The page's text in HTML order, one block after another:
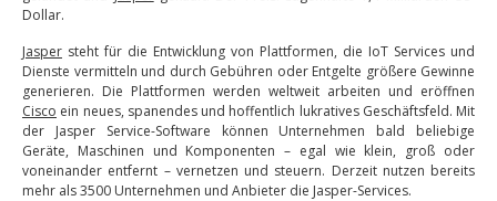
Dollar.
Jasper steht für die Entwicklung von Plattformen, die IoT Services und
Dienste vermitteln und durch Gebühren oder Entgelte größere Gewinne
generieren. Die Plattformen werden weltweit arbeiten und eröffnen
Cisco ein neues, spanendes und hoffentlich lukratives Geschäftsfeld. Mit
der Jasper Service-Software können Unternehmen bald beliebige
Geräte, Maschinen und Komponenten – egal wie klein, groß oder
voneinander entfernt – vernetzen und steuern. Derzeit nutzen bereits
mehr als 3500 Unternehmen und Anbieter die Jasper-Services.